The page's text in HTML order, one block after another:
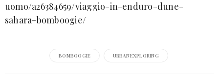
uomo/a26384659/viaggio-in-enduro-dune-
sahara-bomboogie/
BOMBOOGIE URBANEXPLORING